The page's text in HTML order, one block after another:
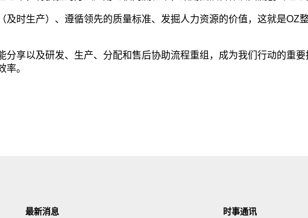
及时生产）、遵循领先的质量标准、发掘人力资源的价值，这就是OZ
分享以及研发、生产、分配和售后协助流程重组，成为我们行动的重
率。
最新消息 时事通讯